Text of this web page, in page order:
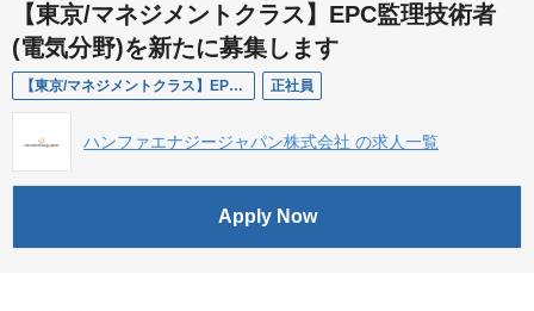
【東京/マネジメントクラス】EPC監理技術者
(電気分野)を新たに募集します
【東京/マネジメントクラス】EPC監理技術者(電気分野) 正社員
ハンファエナジージャパン株式会社 の求人一覧
Apply Now